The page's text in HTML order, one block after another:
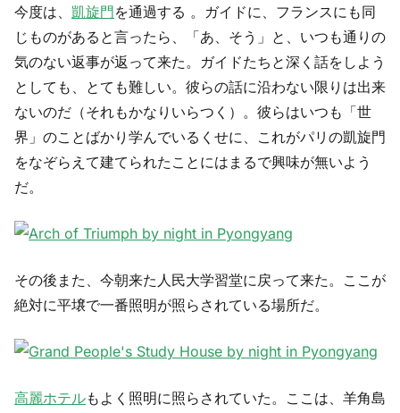
今度は、 凱旋門を通過する 。ガイドに、フランスにも同
じものがあると言ったら、「あ、そう」と、いつも通りの
気のない返事が返って来た。ガイドたちと深く話をしよう
としても、とても難しい。彼らの話に沿わない限りは出来
ないのだ（それもかなりいらつく）。彼らはいつも「世
界」のことばかり学んでいるくせに、これがパリの凱旋門
をなぞらえて建てられたことにはまるで興味が無いよう
だ。
その後また、今朝来た人民大学習堂に戻って来た。ここが
絶対に平壌で一番照明が照らされている場所だ。
高麗ホテルもよく照明に照らされていた。ここは、羊角島